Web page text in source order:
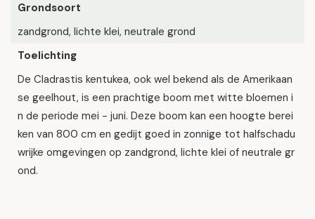
Grondsoort
zandgrond, lichte klei, neutrale grond
Toelichting
De Cladrastis kentukea, ook wel bekend als de Amerikaan
se geelhout, is een prachtige boom met witte bloemen i
n de periode mei - juni. Deze boom kan een hoogte berei
ken van 800 cm en gedijt goed in zonnige tot halfschadu
wrijke omgevingen op zandgrond, lichte klei of neutrale gr
ond.